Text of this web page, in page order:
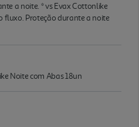
a noite. * vs Evax Cottonlike
fluxo. Proteção durante a noite
Noite com Abas 18un